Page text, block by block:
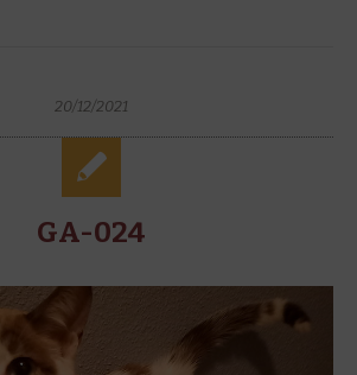
20/12/2021
GA-024